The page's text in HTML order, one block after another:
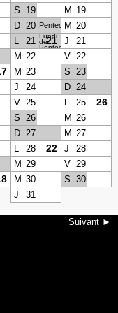
S 19 M 19
D 20 Pentecôte
M 20
L 21 21
Lundi
de
Pentecôte
J
21
M 22 V 22
M 23 S 23
J 24 D 24
V 25 L 25 26
S 26 M 26
D 27 M 27
L 28 22 J
28
M 29 V 29
M 30 S 30
J 31
Suivant ►